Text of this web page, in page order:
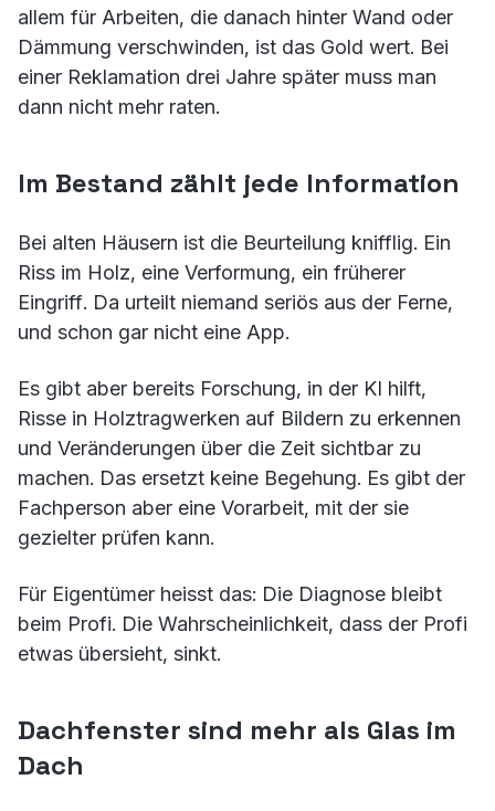
allem für Arbeiten, die danach hinter Wand oder
Dämmung verschwinden, ist das Gold wert. Bei
einer Reklamation drei Jahre später muss man
dann nicht mehr raten.
Im Bestand zählt jede Information
Bei alten Häusern ist die Beurteilung knifflig. Ein
Riss im Holz, eine Verformung, ein früherer
Eingriff. Da urteilt niemand seriös aus der Ferne,
und schon gar nicht eine App.
Es gibt aber bereits Forschung, in der KI hilft,
Risse in Holztragwerken auf Bildern zu erkennen
und Veränderungen über die Zeit sichtbar zu
machen. Das ersetzt keine Begehung. Es gibt der
Fachperson aber eine Vorarbeit, mit der sie
gezielter prüfen kann.
Für Eigentümer heisst das: Die Diagnose bleibt
beim Profi. Die Wahrscheinlichkeit, dass der Profi
etwas übersieht, sinkt.
Dachfenster sind mehr als Glas im
Dach